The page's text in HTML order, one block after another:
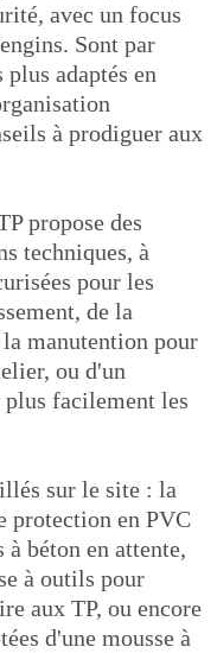
avec un focus
Sont par
adaptés en
à prodiguer aux
propose des
techniques, à
pour les
de la
manutention pour
ou d'un
facilement les
sur le site : la
protection en PVC
béton en attente,
à outils pour
aux TP, ou encore
d'une mousse à